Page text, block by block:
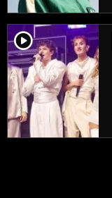
player2